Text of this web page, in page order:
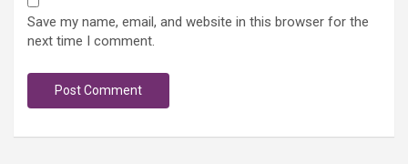
Save my name, email, and website in this browser for the
next time I comment.